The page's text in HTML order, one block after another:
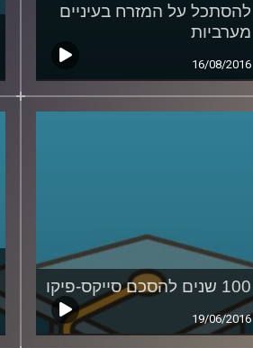
להסתכל על המזרח בעיניים
מערביות
16/08/2016
100 שנים להסכם סייקס-פיקו
19/06/2016